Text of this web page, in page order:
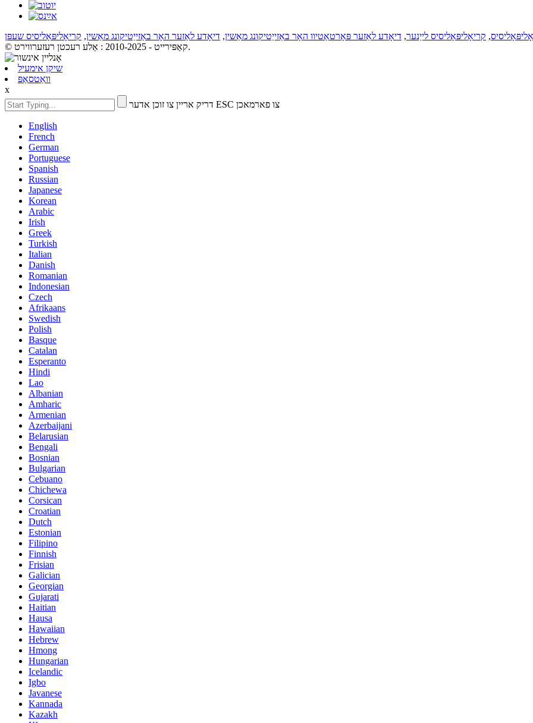
, קריאָליפּאָליסיס לייַנער, דיאָדע לאַזער פּאָרטאַטיוו האָר באַזייַטיקונג מאַשין, דיאָדע לאַזער האָר באַזייַטיקונג מאַשין, קריאָליפּאָליסיס שעפּן
© קאַפּירייט - 2010-2025 : אַלע רעכטן רעזערווירט.
שיקן אימעיל
וואַטסאַפּ
x
דריק אריין צו זוכן אדער ESC צו פארמאכן
English
French
German
Portuguese
Spanish
Russian
Japanese
Korean
Arabic
Irish
Greek
Turkish
Italian
Danish
Romanian
Indonesian
Czech
Afrikaans
Swedish
Polish
Basque
Catalan
Esperanto
Hindi
Lao
Albanian
Amharic
Armenian
Azerbaijani
Belarusian
Bengali
Bosnian
Bulgarian
Cebuano
Chichewa
Corsican
Croatian
Dutch
Estonian
Filipino
Finnish
Frisian
Galician
Georgian
Gujarati
Haitian
Hausa
Hawaiian
Hebrew
Hmong
Hungarian
Icelandic
Igbo
Javanese
Kannada
Kazakh